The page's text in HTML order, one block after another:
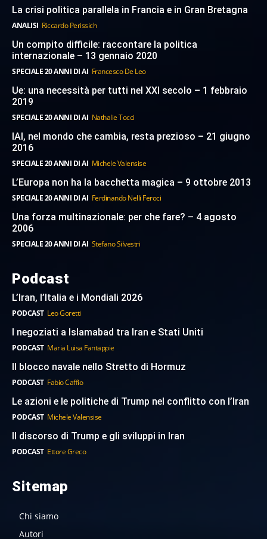
La crisi politica parallela in Francia e in Gran Bretagna
ANALISI Riccardo Perissich
Un compito difficile: raccontare la politica
internazionale – 13 gennaio 2020
SPECIALE 20 ANNI DI AI Francesco De Leo
Ue: una necessità per tutti nel XXI secolo – 1 febbraio
2019
SPECIALE 20 ANNI DI AI Nathalie Tocci
IAI, nel mondo che cambia, resta prezioso – 21 giugno
2016
SPECIALE 20 ANNI DI AI Michele Valensise
L’Europa non ha la bacchetta magica – 9 ottobre 2013
SPECIALE 20 ANNI DI AI Ferdinando Nelli Feroci
Una forza multinazionale: per che fare? – 4 agosto
2006
SPECIALE 20 ANNI DI AI Stefano Silvestri
Podcast
L’Iran, l’Italia e i Mondiali 2026
PODCAST Leo Goretti
I negoziati a Islamabad tra Iran e Stati Uniti
PODCAST Maria Luisa Fantappie
Il blocco navale nello Stretto di Hormuz
PODCAST Fabio Caffio
Le azioni e le politiche di Trump nel conflitto con l’Iran
PODCAST Michele Valensise
Il discorso di Trump e gli sviluppi in Iran
PODCAST Ettore Greco
Sitemap
Chi siamo
Autori